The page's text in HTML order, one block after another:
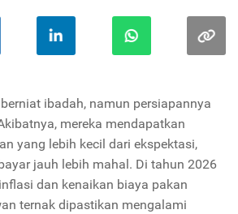
ibadah, namun persiapannya
mereka mendapatkan
yang lebih kecil dari ekspektasi,
jauh lebih mahal. Di tahun 2026
dan kenaikan biaya pakan
ternak dipastikan mengalami